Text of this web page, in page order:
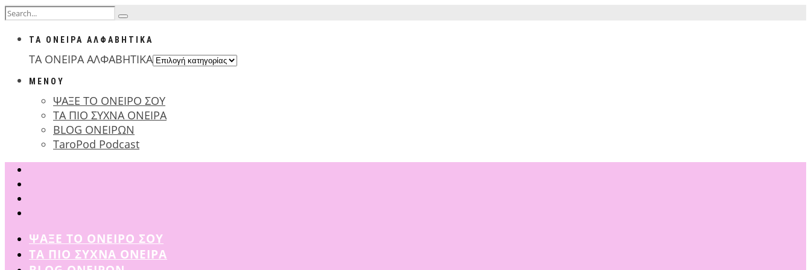
ΤΑ ΟΝΕΙΡΑ ΑΛΦΑΒΗΤΙΚΑ
ΤΑ ΟΝΕΙΡΑ ΑΛΦΑΒΗΤΙΚΑ
ΜΕΝΟΥ
ΨΑΞΕ ΤΟ ΟΝΕΙΡΟ ΣΟΥ
ΤΑ ΠΙΟ ΣΥΧΝΑ ΟΝΕΙΡΑ
BLOG ΟΝΕΙΡΩΝ
TaroPod Podcast
ΨΑΞΕ ΤΟ ΟΝΕΙΡΟ ΣΟΥ
ΤΑ ΠΙΟ ΣΥΧΝΑ ΟΝΕΙΡΑ